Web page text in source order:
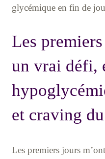
glycémique en fin de
Les
un vrai défi,
et craving
Les premiers jours